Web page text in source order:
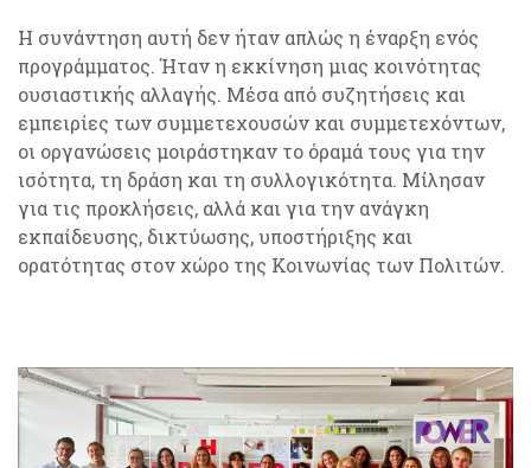
Η συνάντηση αυτή δεν ήταν απλώς η έναρξη ενός
προγράμματος. Ήταν η εκκίνηση μιας κοινότητας
ουσιαστικής αλλαγής. Μέσα από συζητήσεις και
εμπειρίες των συμμετεχουσών και συμμετεχόντων,
οι οργανώσεις μοιράστηκαν το όραμά τους για την
ισότητα, τη δράση και τη συλλογικότητα. Μίλησαν
για τις προκλήσεις, αλλά και για την ανάγκη
εκπαίδευσης, δικτύωσης, υποστήριξης και
ορατότητας στον χώρο της Κοινωνίας των Πολιτών.